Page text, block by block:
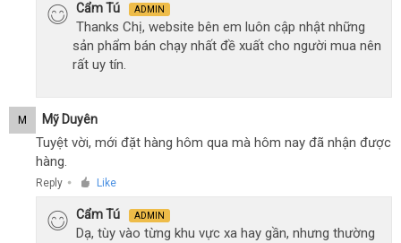
Cẩm Tú ADMIN
Thanks Chị, website bên em luôn cập nhật những
sản phẩm bán chạy nhất đề xuất cho người mua nên
rất uy tín.
M Mỹ Duyên
Tuyệt vời, mới đặt hàng hôm qua mà hôm nay đã nhận được
hàng.
Reply ● Like
Cẩm Tú ADMIN
Dạ, tùy vào từng khu vực xa hay gần, nhưng thường